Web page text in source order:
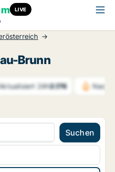
LIVE
Brunn
24h3.176
Suchen